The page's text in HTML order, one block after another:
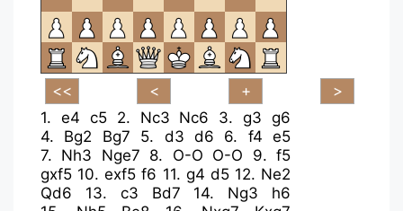
1. e4 c5 2. Nc3 Nc6 3.g3 g6
4. Bg2 Bg7 5. d3 d6 6. f4 e5
7. Nh3 Nge7 8. O-O O-O 9.f5
gxf5 10.exf5 f6 11. g4 d5 12. Ne2
Qd6
13. c3 Bd7 14. Ng3
h6